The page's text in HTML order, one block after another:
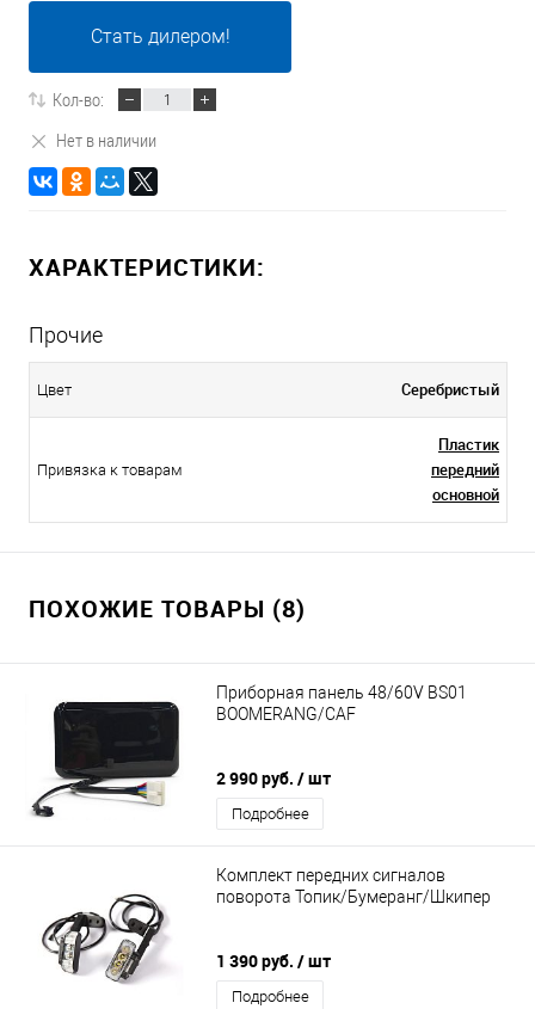
Стать дилером!
Кол-во:
Нет в наличии
ХАРАКТЕРИСТИКИ:
Прочие
Цвет Серебристый
Привязка к товарам
Пластик
передний
основной
ПОХОЖИЕ ТОВАРЫ (8)
Приборная панель 48/60V BS01
BOOMERANG/CAF
2 990 руб. / шт
Подробнее
Комплект передних сигналов
поворота Топик/Бумеранг/Шкипер
1 390 руб. / шт
Подробнее